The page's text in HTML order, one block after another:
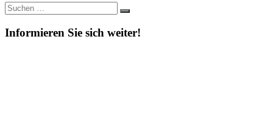
Suche
nach:
Suchen
Informieren Sie sich weiter!